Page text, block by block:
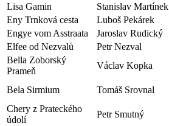
Lisa Gamin
Stanislav Martínek
Eny Trnková cesta
Luboš Pekárek
Engye vom Asstraata
Jaroslav Rudický
Elfee od Nezvalů
Petr Nezval
Bella Zoborský
Prameň
Václav Kopka
Bela Sirmium Tomáš Srovnal
Chery z Prateckého
údolí
Petr Smutný